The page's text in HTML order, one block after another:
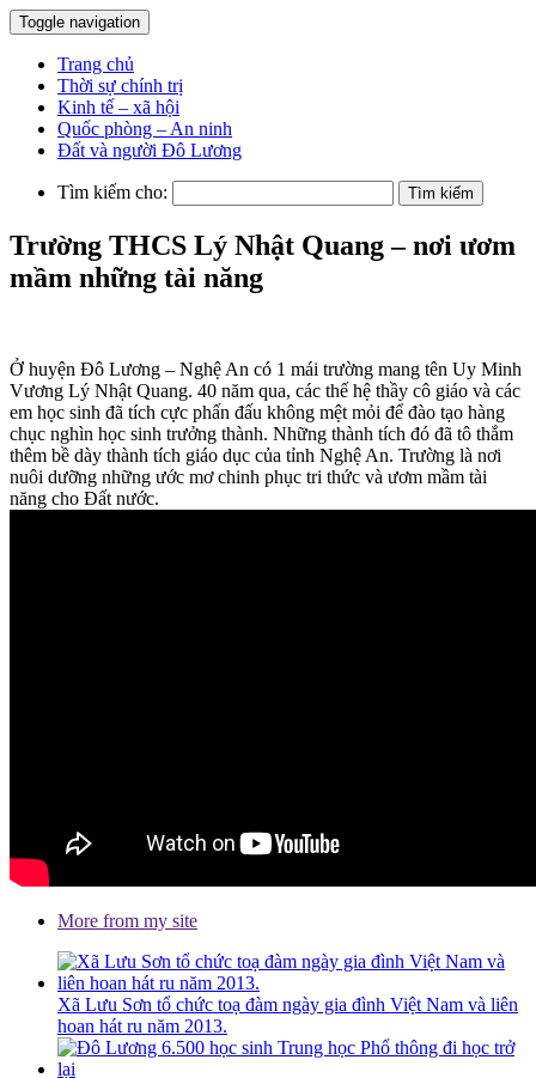
Toggle navigation
Trang chủ
Thời sự chính trị
Kinh tế – xã hội
Quốc phòng – An ninh
Đất và người Đô Lương
Tìm kiếm cho:
Trường THCS Lý Nhật Quang – nơi ươm
mầm những tài năng
Ở huyện Đô Lương – Nghệ An có 1 mái trường mang tên Uy Minh
Vương Lý Nhật Quang. 40 năm qua, các thế hệ thầy cô giáo và các
em học sinh đã tích cực phấn đấu không mệt mỏi để đào tạo hàng
chục nghìn học sinh trưởng thành. Những thành tích đó đã tô thắm
thêm bề dày thành tích giáo dục của tỉnh Nghệ An. Trường là nơi
nuôi dưỡng những ước mơ chinh phục tri thức và ươm mầm tài
năng cho Đất nước.
More from my site
Xã Lưu Sơn tổ chức toạ đàm ngày gia đình Việt Nam và liên
hoan hát ru năm 2013.